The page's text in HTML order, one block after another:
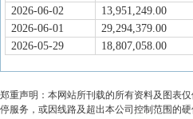
2026-06-02
13,951,249.00
2026-06-01
29,294,379.00
2026-05-29
18,807,058.00
郑重声明：本网站所刊载的所有资料及图表
停服务，或因线路及超出本公司控制范围的